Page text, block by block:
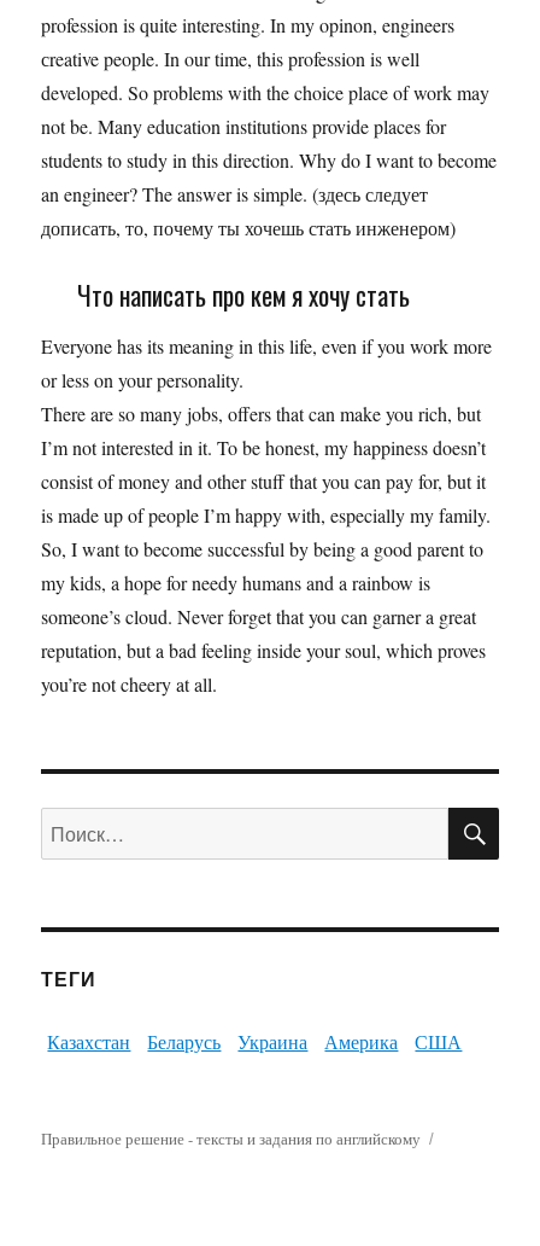
profession is quite interesting. In my opinon, engineers
сreative people. In our time, this profession is well
developed. So problems with the choice place of work may
not be. Many education institutions provide places for
students to study in this direction. Why do I want to become
an engineer? The answer is simple. (здесь следует
дописать, то, почему ты хочешь стать инженером)
Что написать про кем я хочу стать
Everyone has its meaning in this life, even if you work more
or less on your personality.
There are so many jobs, offers that can make you rich, but
I’m not interested in it. To be honest, my happiness doesn’t
consist of money and other stuff that you can pay for, but it
is made up of people I’m happy with, especially my family.
So, I want to become successful by being a good parent to
my kids, a hope for needy humans and a rainbow is
someone’s cloud. Never forget that you can garner a great
reputation, but a bad feeling inside your soul, which proves
you’re not cheery at all.
Искать:
ТЕГИ
Казахстан Беларусь Украина Америка США
Правильное решение - тексты и задания по английскому